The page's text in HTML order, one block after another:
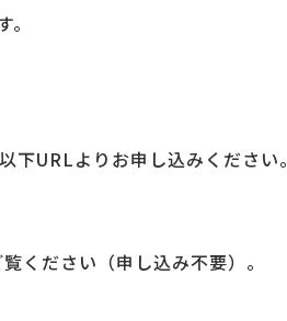
URLよりお申し込みください。
ください（申し込み不要）。